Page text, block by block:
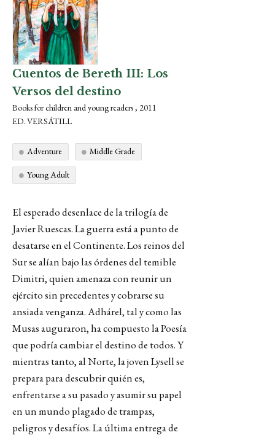
Cuentos de Bereth III: Los
Versos del destino
Books for children and young readers , 2011
ED. VERSÁTILL
Adventure Middle Grade
Young Adult
El esperado desenlace de la trilogía de
Javier Ruescas. La guerra está a punto de
desatarse en el Continente. Los reinos del
Sur se alían bajo las órdenes del temible
Dimitri, quien amenaza con reunir un
ejército sin precedentes y cobrarse su
ansiada venganza. Adhárel, tal y como las
Musas auguraron, ha compuesto la Poesía
que podría cambiar el destino de todos. Y
mientras tanto, al Norte, la joven Lysell se
prepara para descubrir quién es,
enfrentarse a su pasado y asumir su papel
en un mundo plagado de trampas,
peligros y desafíos. La última entrega de